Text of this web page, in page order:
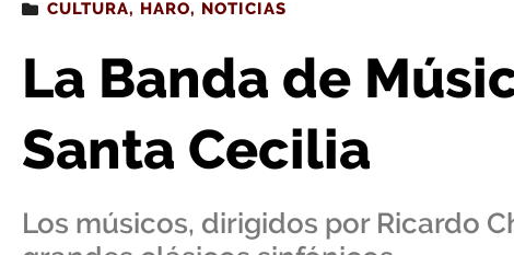
CULTURA, HARO, NOTICIAS
La Banda de
Santa Cecilia
Los músicos, dirigidos por Ricardo